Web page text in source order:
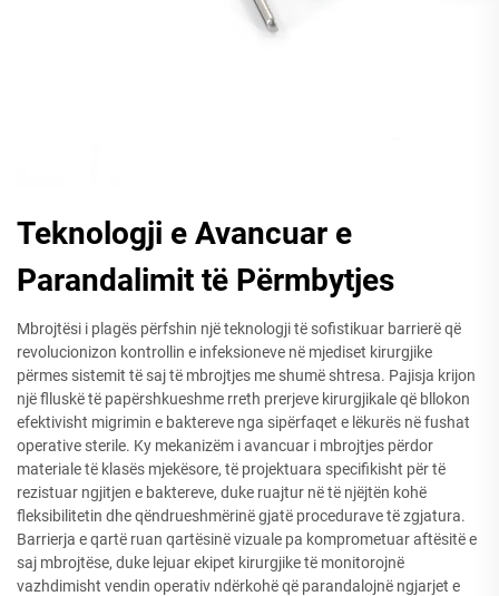
Teknologji e Avancuar e
Parandalimit të Përmbytjes
Mbrojtësi i plagës përfshin një teknologji të sofistikuar barrierë që
revolucionizon kontrollin e infeksioneve në mjediset kirurgjike
përmes sistemit të saj të mbrojtjes me shumë shtresa. Pajisja krijon
një flluskë të papërshkueshme rreth prerjeve kirurgjikale që bllokon
efektivisht migrimin e baktereve nga sipërfaqet e lëkurës në fushat
operative sterile. Ky mekanizëm i avancuar i mbrojtjes përdor
materiale të klasës mjekësore, të projektuara specifikisht për të
rezistuar ngjitjen e baktereve, duke ruajtur në të njëjtën kohë
fleksibilitetin dhe qëndrueshmërinë gjatë procedurave të zgjatura.
Barrierja e qartë ruan qartësinë vizuale pa komprometuar aftësitë e
saj mbrojtëse, duke lejuar ekipet kirurgjike të monitorojnë
vazhdimisht vendin operativ ndërkohë që parandalojnë ngjarjet e